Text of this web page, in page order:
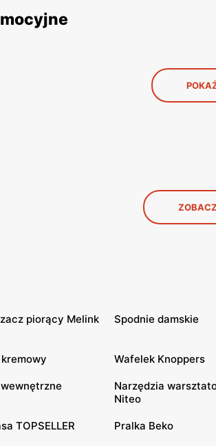
piorący Melink Spodnie damskie
Wafelek Knoppers
Narzędzia
Niteo
TOPSELLER Pralka Beko